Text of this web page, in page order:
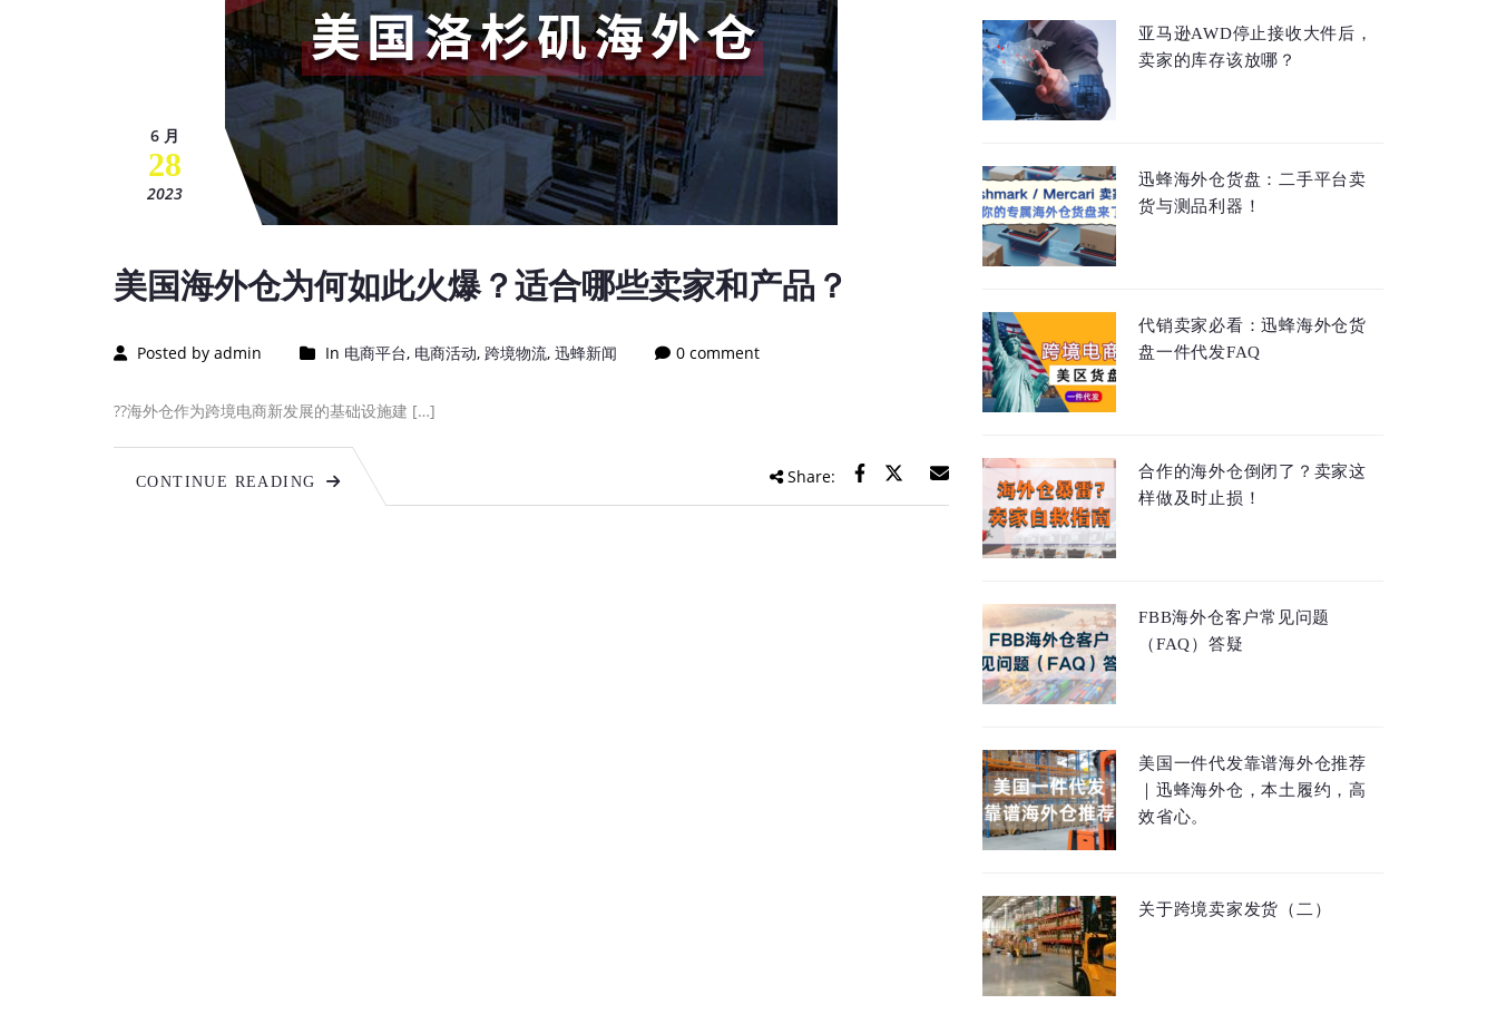
6 月
28
2023
美国海外仓为何如此火爆？适合哪些卖家和产品？
Posted by admin In 电商平台, 电商活动, 跨境物流, 迅蜂新闻 0 comment
??海外仓作为跨境电商新发展的基础设施建 […]
CONTINUE READING Share:
亚马逊AWD停止接收大件后，
卖家的库存该放哪？
迅蜂海外仓货盘：二手平台卖
货与测品利器！
代销卖家必看：迅蜂海外仓货
盘一件代发FAQ
合作的海外仓倒闭了？卖家这
样做及时止损！
FBB海外仓客户常见问题
（FAQ）答疑
美国一件代发靠谱海外仓推荐
｜迅蜂海外仓，本土履约，高
效省心。
关于跨境卖家发货（二）